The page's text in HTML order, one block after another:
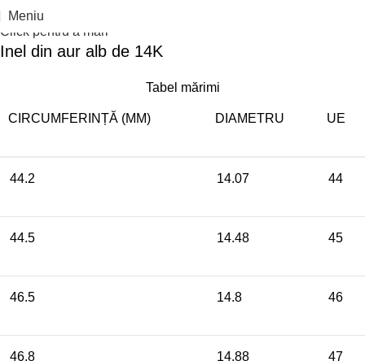
Meniu
Click pentru a mari
Inel din aur alb de 14K
Tabel mărimi
CIRCUMFERINȚĂ (MM) DIAMETRU UE
44.2 14.07 44
44.5 14.48 45
46.5 14.8 46
46.8 14.88 47